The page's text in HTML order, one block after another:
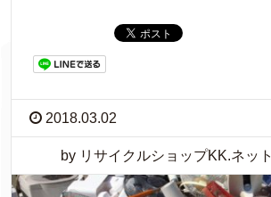
2018.03.02
by リサイクルショップKK.ネット